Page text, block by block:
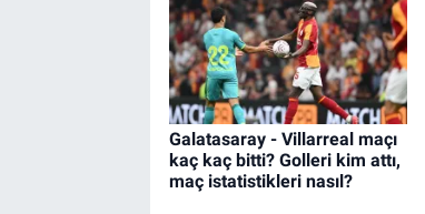
Galatasaray - Villarreal maçı
kaç kaç bitti? Golleri kim attı,
maç istatistikleri nasıl?